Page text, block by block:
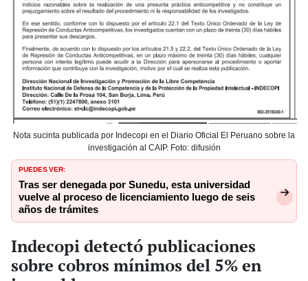
Nota sucinta publicada por Indecopi en el Diario Oficial El Peruano sobre la
investigación al CAIP. Foto: difusión
PUEDES VER:
Tras ser denegada por Sunedu, esta universidad
vuelve al proceso de licenciamiento luego de seis
años de trámites
Indecopi detectó publicaciones
sobre cobros mínimos del 5% en